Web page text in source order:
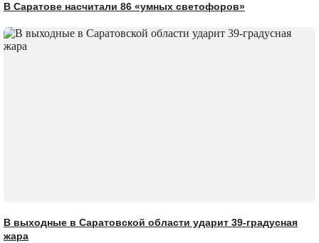
В Саратове насчитали 86 «умных светофоров»
В выходные в Саратовской области ударит 39-градусная
жара